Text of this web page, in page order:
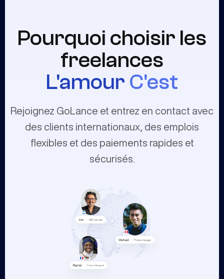
Pourquoi choisir les
freelances
L'amour C'est
Rejoignez GoLance et entrez en contact avec
des clients internationaux, des emplois
flexibles et des paiements rapides et
sécurisés.